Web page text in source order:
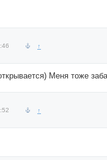
↑
Меня тоже
↑